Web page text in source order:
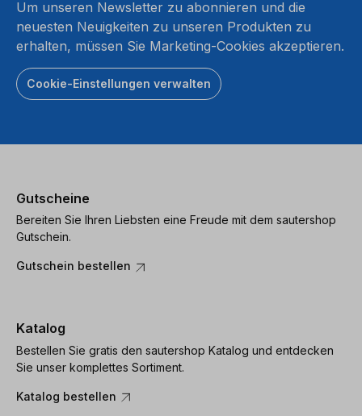
Um unseren Newsletter zu abonnieren und die
neuesten Neuigkeiten zu unseren Produkten zu
erhalten, müssen Sie Marketing-Cookies akzeptieren.
Cookie-Einstellungen verwalten
Gutscheine
Bereiten Sie Ihren Liebsten eine Freude mit dem sautershop
Gutschein.
Gutschein bestellen
Katalog
Bestellen Sie gratis den sautershop Katalog und entdecken
Sie unser komplettes Sortiment.
Katalog bestellen